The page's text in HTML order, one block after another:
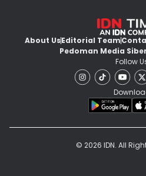
About UsEditorial Team
Pedoman Media Siber
Follow
© 2026 IDN. All